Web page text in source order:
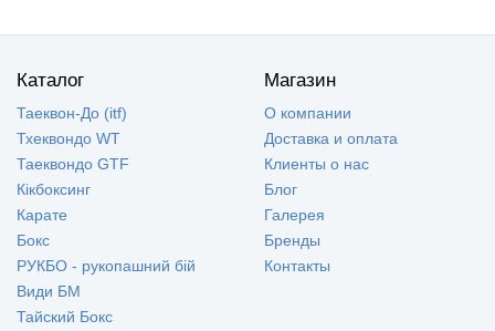
Каталог
Таеквон-До (itf)
Тхеквондо WT
Таеквондо GTF
Кікбоксинг
Карате
Бокс
РУКБО - рукопашний бій
Види БМ
Тайский Бокс
Магазин
О компании
Доставка и оплата
Клиенты о нас
Блог
Галерея
Бренды
Контакты